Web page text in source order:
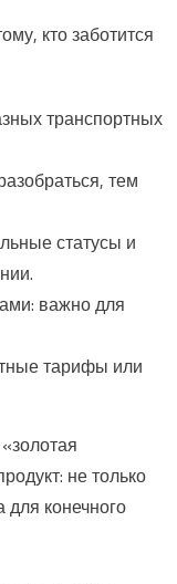
кто заботится
транспортных
тем
статусы и
важно для
тарифы или
не только
конечного